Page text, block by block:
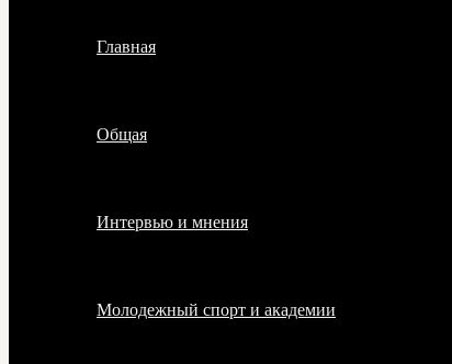
Главная
Общая
Интервью и мнения
Молодежный спорт и академии